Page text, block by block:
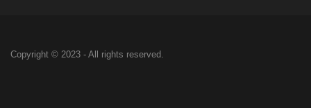
Copyright © 2023 - All rights reserved.